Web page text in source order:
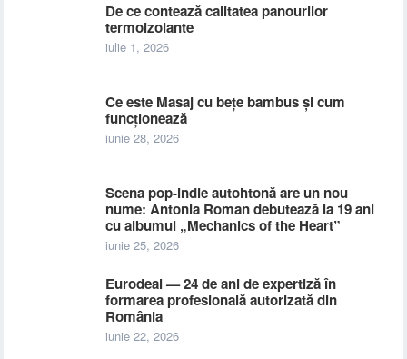
De ce contează calitatea panourilor
termoizolante
iulie 1, 2026
Ce este Masaj cu bețe bambus și cum
funcționează
iunie 28, 2026
Scena pop-indie autohtonă are un nou
nume: Antonia Roman debutează la 19 ani
cu albumul „Mechanics of the Heart”
iunie 25, 2026
Eurodeal — 24 de ani de expertiză în
formarea profesională autorizată din
România
iunie 22, 2026